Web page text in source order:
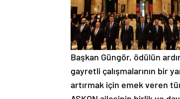
Başkan Güngör, ödülün
gayretli çalışmalarının bir
artırmak için emek veren